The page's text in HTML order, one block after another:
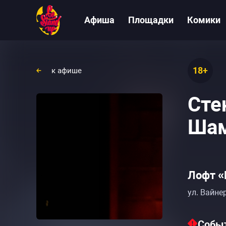
Афиша Площадки Комики
к афише 18+
Лофт
ул.